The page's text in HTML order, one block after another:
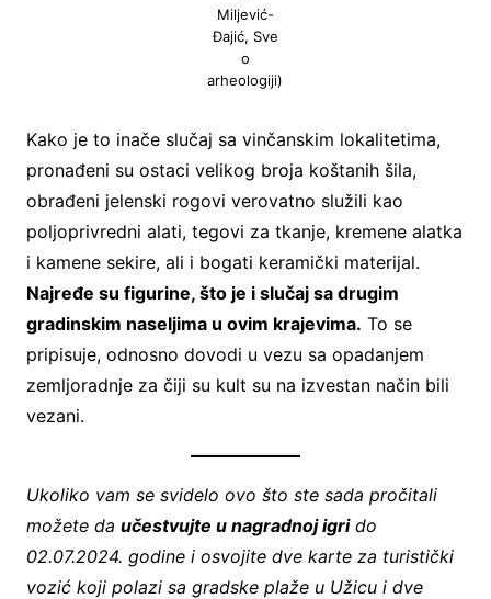
Miljević-
Đajić, Sve
o
arheologiji)
Kako je to inače slučaj sa vinčanskim lokalitetima,
pronađeni su ostaci velikog broja koštanih šila,
obrađeni jelenski rogovi verovatno služili kao
poljoprivredni alati, tegovi za tkanje, kremene alatka
i kamene sekire, ali i bogati keramički materijal.
Najređe su figurine, što je i slučaj sa drugim
gradinskim naseljima u ovim krajevima. To se
pripisuje, odnosno dovodi u vezu sa opadanjem
zemljoradnje za čiji su kult su na izvestan način bili
vezani.
Ukoliko vam se svidelo ovo što ste sada pročitali
možete da učestvujte u nagradnoj igrido
02.07.2024. godine i osvojite dve karte za turistički
vozić koji polazi sa gradske plaže u Užicu i dve